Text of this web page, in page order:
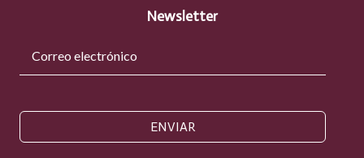
Newsletter
ENVIAR